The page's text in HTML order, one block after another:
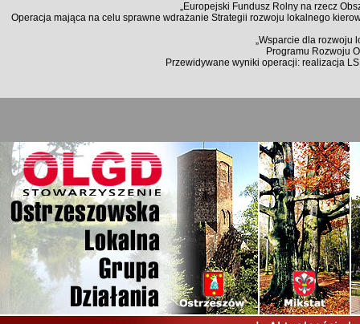
„Europejski Fundusz Rolny na rzecz
Operacja mająca na celu sprawne wdrażanie Strategii rozwoju lokalnego
„Wsparcie dla rozwoju
Programu Rozwoju
Przewidywane wyniki operacji: realizacja